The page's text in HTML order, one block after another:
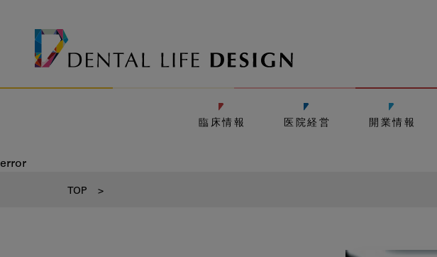
臨床情報 医院経営 開業情報
error
TOP >